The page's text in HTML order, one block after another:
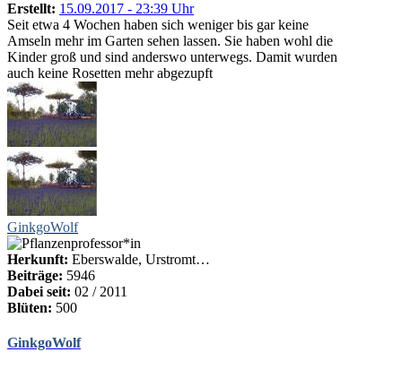
Erstellt: 15.09.2017 - 23:39 Uhr
Seit etwa 4 Wochen haben sich weniger bis gar keine
Amseln mehr im Garten sehen lassen. Sie haben wohl die
Kinder groß und sind anderswo unterwegs. Damit wurden
auch keine Rosetten mehr abgezupft
GinkgoWolf
Herkunft: Eberswalde, Urstromt…
Beiträge: 5946
Dabei seit: 02 / 2011
Blüten: 500
GinkgoWolf